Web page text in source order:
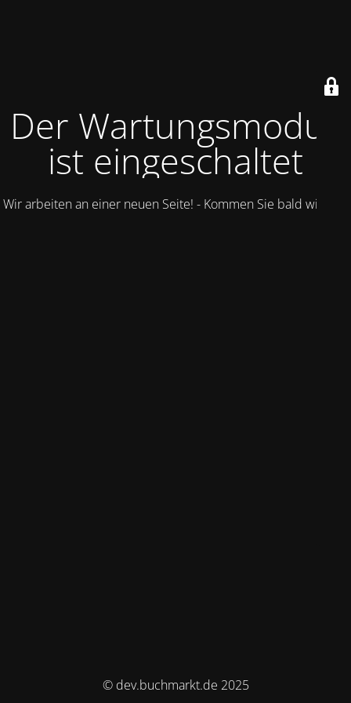
Der Wartungsmodus
ist eingeschaltet
Wir arbeiten an einer neuen Seite! - Kommen Sie bald wieder.
© dev.buchmarkt.de 2025